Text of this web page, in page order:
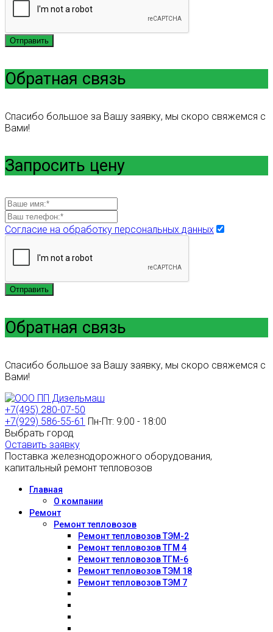
Отправить
Обратная связь
Спасибо большое за Вашу заявку, мы скоро свяжемся с
Вами!
Запросить цену
Согласие на обработку персональных данных
Отправить
Обратная связь
Спасибо большое за Вашу заявку, мы скоро свяжемся с
Вами!
+7(495) 280-07-50
+7(929) 586-55-61 Пн-Пт: 9:00 - 18:00
Выбрать город
Оставить заявку
Поставка железнодорожного оборудования,
капитальный ремонт тепловозов
Главная
О компании
Ремонт
Ремонт тепловозов
Ремонт тепловозов ТЭМ-2
Ремонт тепловозов ТГМ 4
Ремонт тепловозов ТГМ-6
Ремонт тепловозов ТЭМ 18
Ремонт тепловозов ТЭМ 7